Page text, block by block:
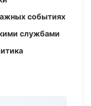
событиях
службами